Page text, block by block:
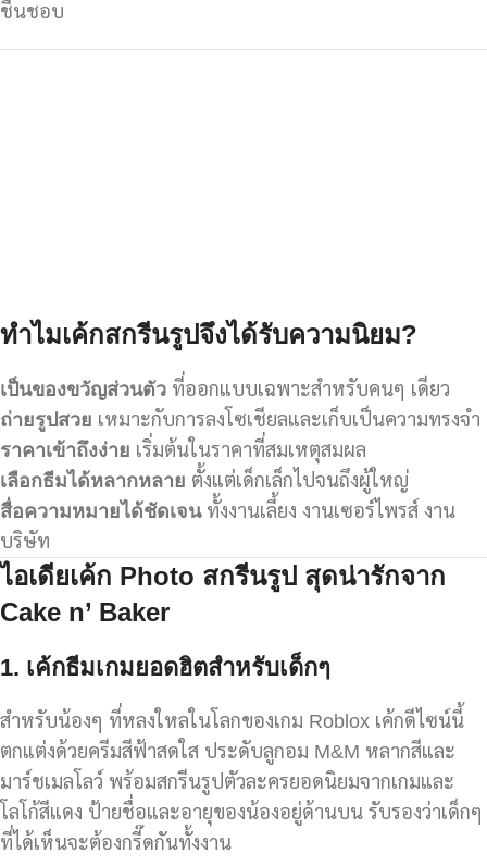
ชื่นชอบ
ทำไมเค้กสกรีนรูปจึงได้รับความนิยม?
เป็นของขวัญส่วนตัว ที่ออกแบบเฉพาะสำหรับคนๆ เดียว
ถ่ายรูปสวย เหมาะกับการลงโซเชียลและเก็บเป็นความทรงจำ
ราคาเข้าถึงง่าย เริ่มต้นในราคาที่สมเหตุสมผล
เลือกธีมได้หลากหลาย ตั้งแต่เด็กเล็กไปจนถึงผู้ใหญ่
สื่อความหมายได้ชัดเจนทั้งงานเลี้ยง งานเซอร์ไพรส์ งาน
บริษัท
ไอเดียเค้ก Photo สกรีนรูป สุดน่ารักจาก
Cake n’ Baker
1. เค้กธีมเกมยอดฮิตสำหรับเด็กๆ
สำหรับน้องๆ ที่หลงใหลในโลกของเกม Roblox เค้กดีไซน์นี้
ตกแต่งด้วยครีมสีฟ้าสดใส ประดับลูกอม M&M หลากสีและ
มาร์ชเมลโลว์ พร้อมสกรีนรูปตัวละครยอดนิยมจากเกมและ
โลโก้สีแดง ป้ายชื่อและอายุของน้องอยู่ด้านบน รับรองว่าเด็กๆ
ที่ได้เห็นจะต้องกรี๊ดกันทั้งงาน